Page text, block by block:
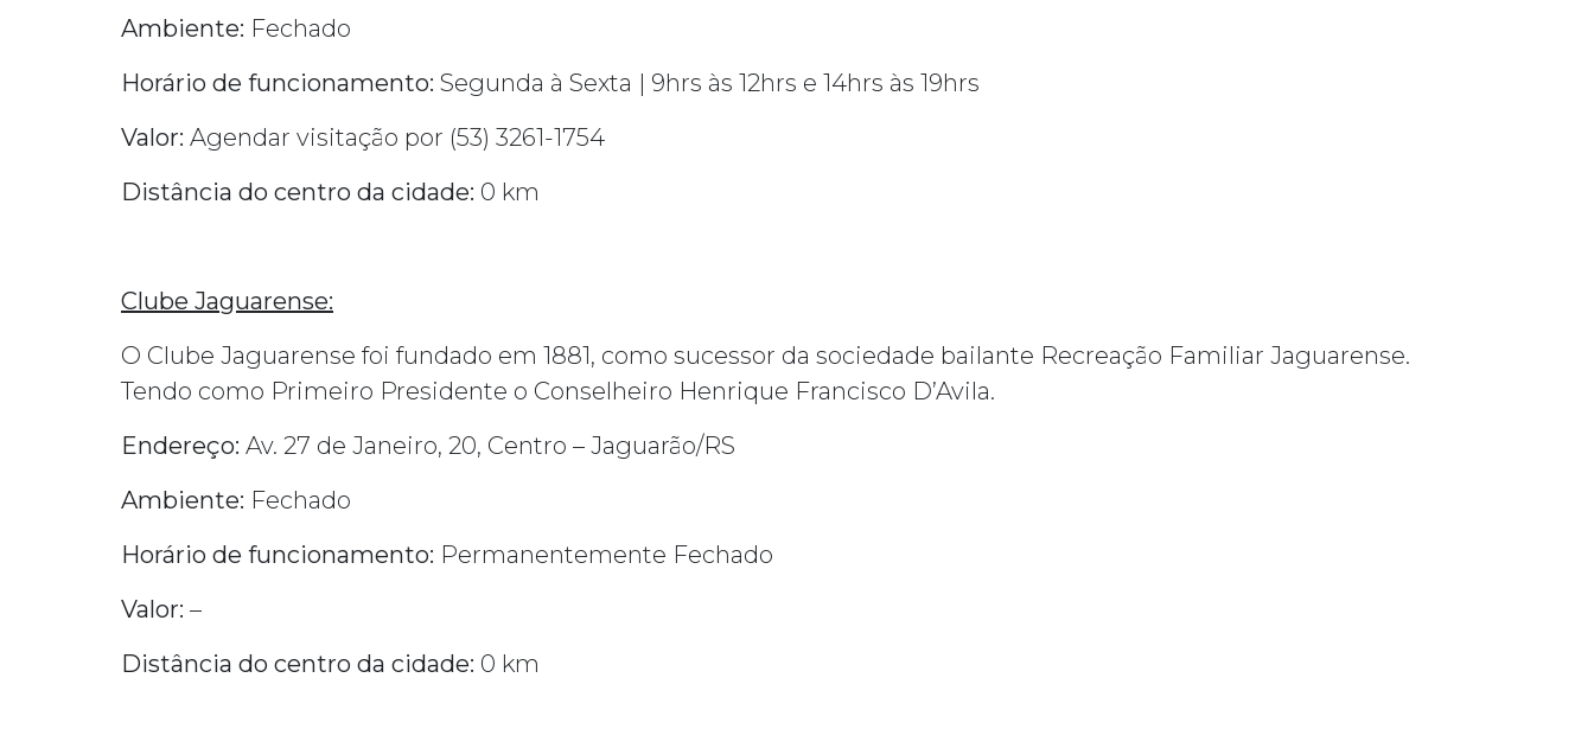
Ambiente: Fechado
Horário de funcionamento: Segunda à Sexta | 9hrs às 12hrs e 14hrs às 19hrs
Valor: Agendar visitação por (53) 3261-1754
Distância do centro da cidade: 0 km
Clube Jaguarense:
O Clube Jaguarense foi fundado em 1881, como sucessor da sociedade bailante Recreação Familiar Jaguarense.
Tendo como Primeiro Presidente o Conselheiro Henrique Francisco D’Avila.
Endereço: Av. 27 de Janeiro, 20, Centro – Jaguarão/RS
Ambiente: Fechado
Horário de funcionamento: Permanentemente Fechado
Valor: –
Distância do centro da cidade: 0 km